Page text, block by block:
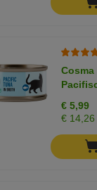
€ 5,99
€ 14,26